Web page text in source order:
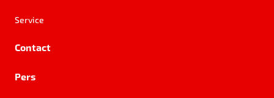
Service
Contact
Pers